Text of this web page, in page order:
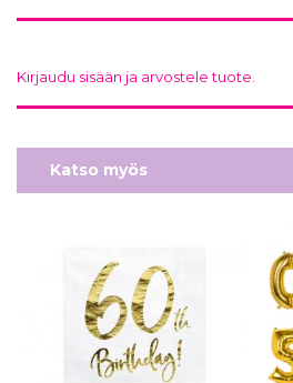
Kirjaudu sisään ja arvostele tuote.
Katso myös